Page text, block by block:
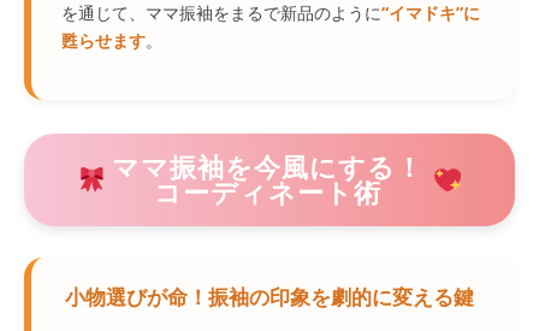
を通じて、ママ振袖をまるで新品のように“イマドキ”に
甦らせます。
ママ振袖を今風にする！
コーディネート術
小物選びが命！振袖の印象を劇的に変える鍵